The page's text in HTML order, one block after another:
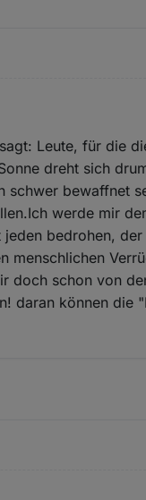
Leute, für die
dreht sich
schwer bewaffnet
werde mir
bedrohen,
menschlichen
doch schon von
daran können die